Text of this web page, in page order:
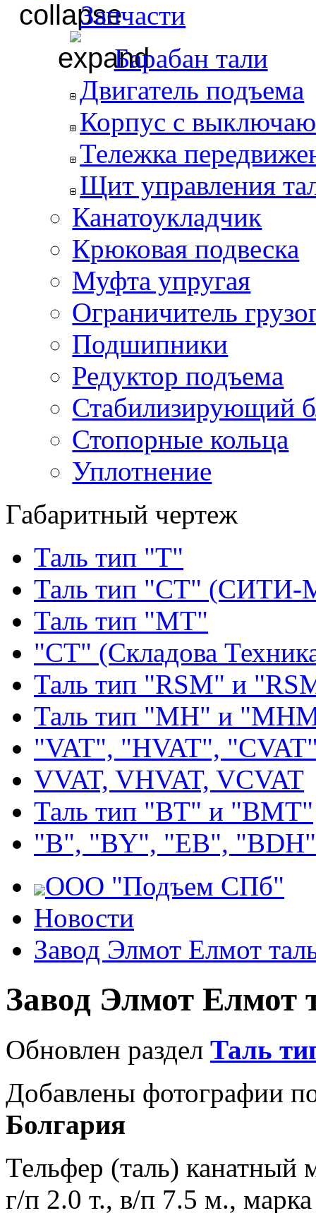
Запчасти
Барабан тали
Двигатель подъема
Корпус с
Тележка
Щит управления
Канатоукладчик
Крюковая подвеска
Муфта упругая
Ограничитель
Подшипники
Редуктор подъема
Стабилизирующий
Стопорные кольца
Уплотнение
Габаритный чертеж
Таль тип "Т"
Таль тип "СТ" (СИТИ-
Таль тип "МТ"
"СТ" (Складова
Таль тип "RSМ" и
Таль тип "MH" и
"VAT", "HVAT",
VVAT, VHVAT, VCVAT
Таль тип "BT" и "BMT"
"В", "BY", "EВ", "BDH"
ООО "Подъем СПб"
Новости
Завод Элмот Елмот
Завод Элмот Елмот
Обновлен раздел Таль
Добавлены фотографии
Болгария
Тельфер (таль) канатный
г/п 2.0 т., в/п 7.5 м.,